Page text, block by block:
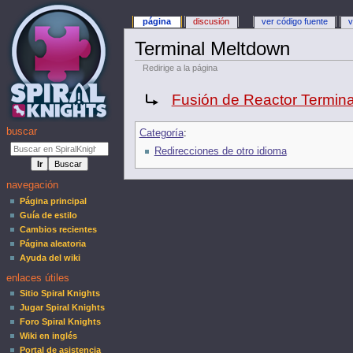
Terminal Meltdown
Redirige a la página
Fusión de Reactor
Categoría:
Redirecciones de otro idioma
página discusión ver código fuente
buscar
navegación
Página principal
Guía de estilo
Cambios recientes
Página aleatoria
Ayuda del wiki
enlaces útiles
Sitio Spiral Knights
Jugar Spiral Knights
Foro Spiral Knights
Wiki en inglés
Portal de asistencia